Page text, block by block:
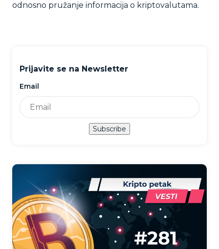
odnosno pružanje informacija o kriptovalutama.
Prijavite se na Newsletter
Email
Subscribe